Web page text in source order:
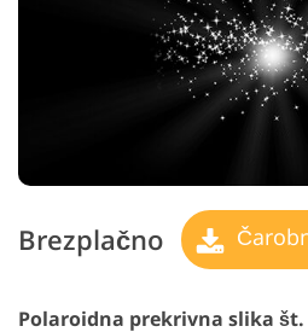
Brezplačno
Polaroidna prekrivna slika št.